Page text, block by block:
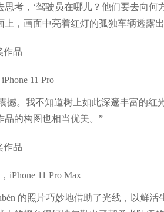
考，‘驾驶员在哪儿？他们要去向何
，画面中亮着红灯的孤独车辆透露
11 Pro
撼。我不知道树上如此深邃丰富的
的构图也相当优美。”
iPhone 11 Pro Max
的照片巧妙地借助了光线，以鲜